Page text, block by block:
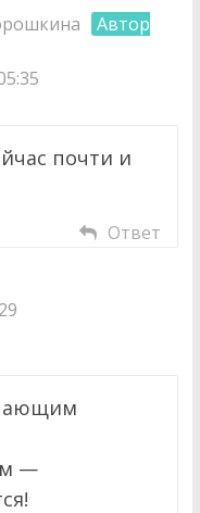
Автор
почти и
Ответ
—